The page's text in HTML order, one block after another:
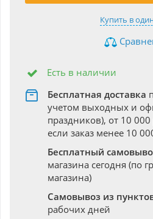
Купить в
Есть в наличии
Бесплатная доставка
учетом выходных и
праздников), от 10
если заказ менее 10
Бесплатный
магазина сегодня (по
магазина)
Самовывоз из
рабочих дней